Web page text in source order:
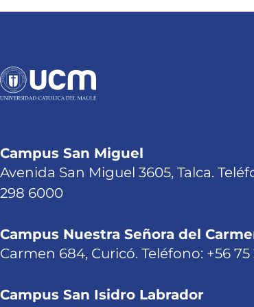
Campus San Miguel
Avenida San Miguel 3605, Talca.
298 6000
Campus Nuestra Señora del
Carmen 684, Curicó. Teléfono: +56
Campus San Isidro Labrador